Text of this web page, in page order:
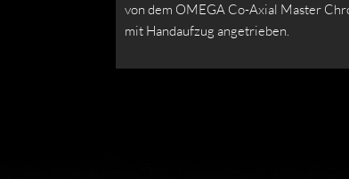
von dem OMEGA Co-Axial Master
mit Handaufzug angetrieben.